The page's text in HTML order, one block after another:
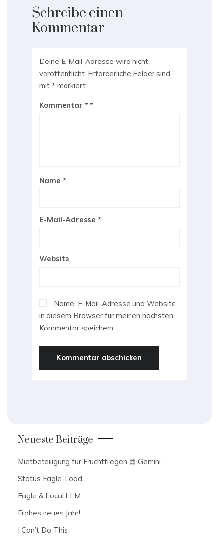
Schreibe einen
Kommentar
Deine E-Mail-Adresse wird nicht
veröffentlicht. Erforderliche Felder sind
mit * markiert
Kommentar *
Name *
E-Mail-Adresse *
Website
Name, E-Mail-Adresse und Website
in diesem Browser für meinen nächsten
Kommentar speichern.
Neueste Beiträge
Mietbeteiligung für Fruchtfliegen @ Gemini
Status Eagle-Load
Eagle & Local LLM
Frohes neues Jahr!
I Can’t Do This